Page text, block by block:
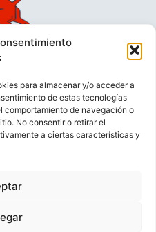
para almacenar y/o acceder a
de estas tecnologías
comportamiento de navegación o
No consentir o retirar el
a ciertas características y
DE PRIVACIDAD